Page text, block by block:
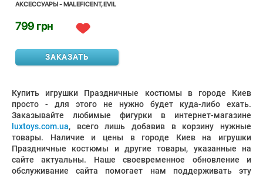
АКСЕССУАРЫ - MALEFICENT, EVIL
799 грн
ЗАКАЗАТЬ
Купить игрушки Праздничные костюмы в городе Киев
просто - для этого не нужно будет куда-либо ехать.
Заказывайте любимые фигурки в интернет-магазине
luxtoys.com.ua, всего лишь добавив в корзину нужные
товары. Наличие и цены в городе Киев на игрушки
Праздничные костюмы и другие товары, указанные на
сайте актуальны. Наше своевременное обновление и
обслуживание сайта помогает нам поддерживать эту